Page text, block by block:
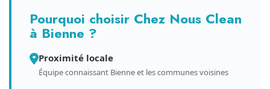
Pourquoi choisir Chez Nous Clean
à Bienne ?
Proximité locale
Équipe connaissant Bienne et les communes voisines